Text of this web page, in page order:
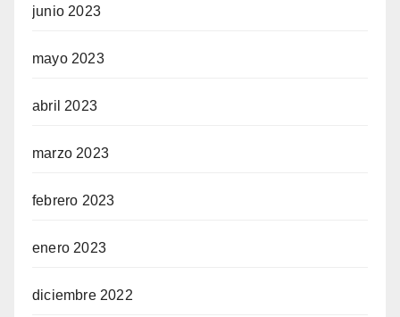
junio 2023
mayo 2023
abril 2023
marzo 2023
febrero 2023
enero 2023
diciembre 2022